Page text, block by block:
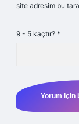
site adresim bu
9 - 5 kaçtır? *